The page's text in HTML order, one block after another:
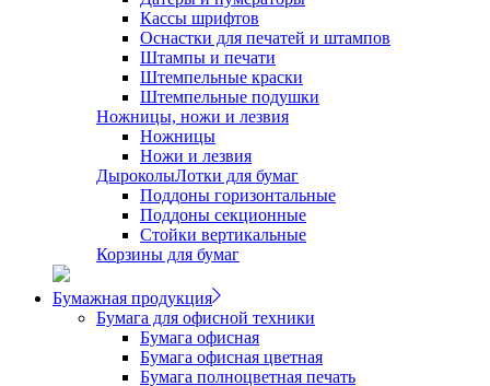
Кассы шрифтов
Оснастки для печатей и штампов
Штампы и печати
Штемпельные краски
Штемпельные подушки
Ножницы, ножи и лезвия
Ножницы
Ножи и лезвия
ДыроколыЛотки для бумаг
Поддоны горизонтальные
Поддоны секционные
Стойки вертикальные
Корзины для бумаг
Бумажная продукция
Бумага для офисной техники
Бумага офисная
Бумага офисная цветная
Бумага полноцветная печать